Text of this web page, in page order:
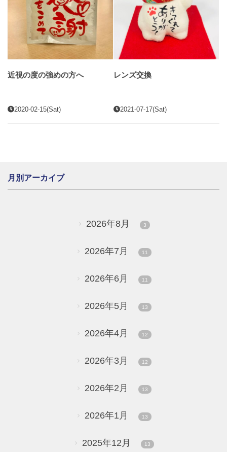
近視の度の強めの方へ
2020-02-15(Sat)
レンズ交換
2021-07-17(Sat)
月別アーカイブ
2026年8月 3
2026年7月 11
2026年6月 11
2026年5月 13
2026年4月 12
2026年3月 12
2026年2月 13
2026年1月 13
2025年12月 13